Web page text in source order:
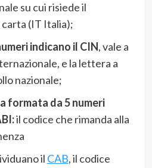
su cui risiede il
(IT Italia);
indicano il CIN, vale a
e la lettera a
nazionale;
formata da 5 numeri
il codice che rimanda alla
il CAB, il codice